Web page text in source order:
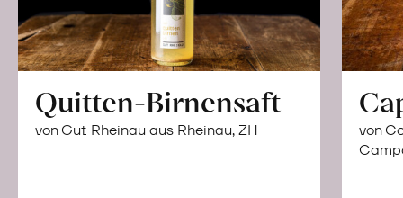
Quitten-Birnensaft
von Gut Rheinau aus Rheinau, ZH
von